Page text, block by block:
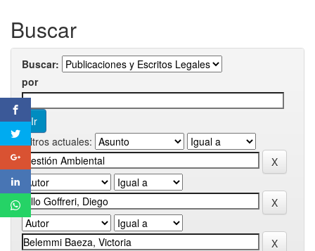
Buscar
Buscar:
por
Filtros actuales: